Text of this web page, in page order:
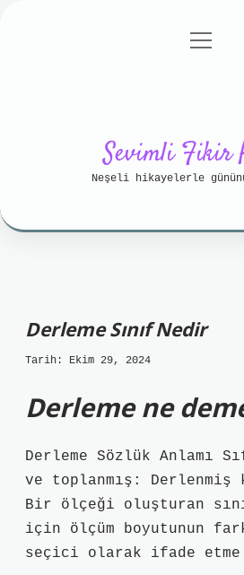
Gizlilik
menüyü
Sevimli Fikir
Neşeli hikayelerle
Derleme Sınıf Nedir
Tarih: Ekim 29, 2024
Derleme ne
Derleme Sözlük Anlamı
ve toplanmış:
Bir ölçeği oluşturan
için ölçüm boyutunun
seçici olarak ifade etme